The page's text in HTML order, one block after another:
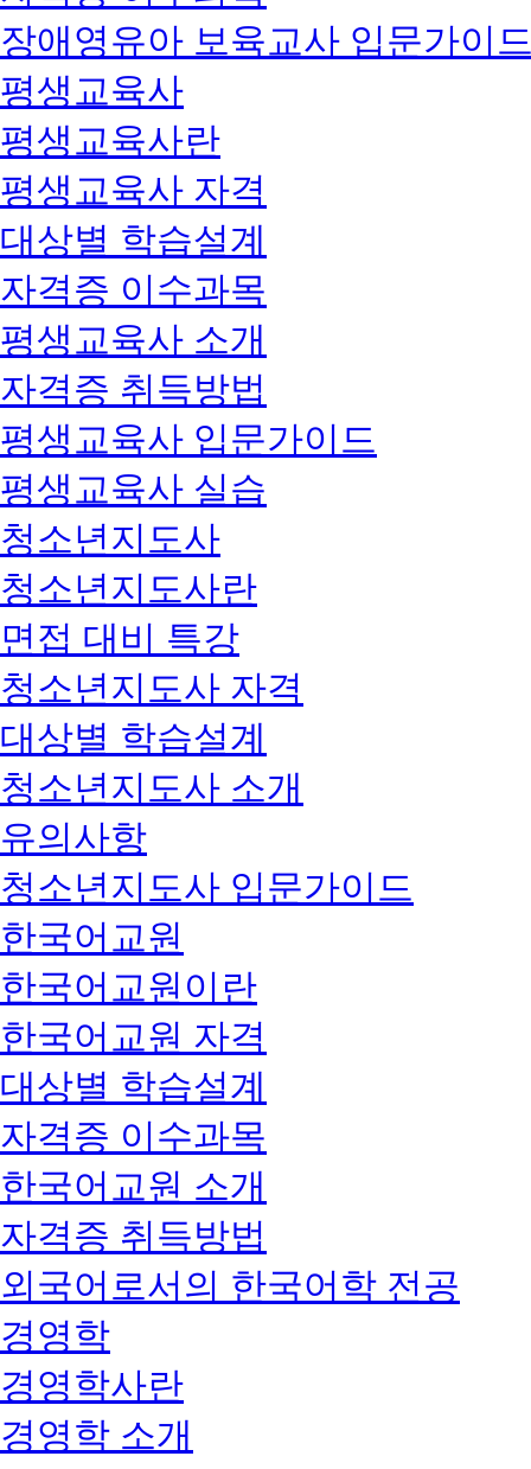
장애영유아 보육교사 입문가이
평생교육사
평생교육사란
평생교육사 자격
대상별 학습설계
자격증 이수과목
평생교육사 소개
자격증 취득방법
평생교육사 입문가이드
평생교육사 실습
청소년지도사
청소년지도사란
면접 대비 특강
청소년지도사 자격
대상별 학습설계
청소년지도사 소개
유의사항
청소년지도사 입문가이드
한국어교원
한국어교원이란
한국어교원 자격
대상별 학습설계
자격증 이수과목
한국어교원 소개
자격증 취득방법
외국어로서의 한국어학 전공
경영학
경영학사란
경영학 소개